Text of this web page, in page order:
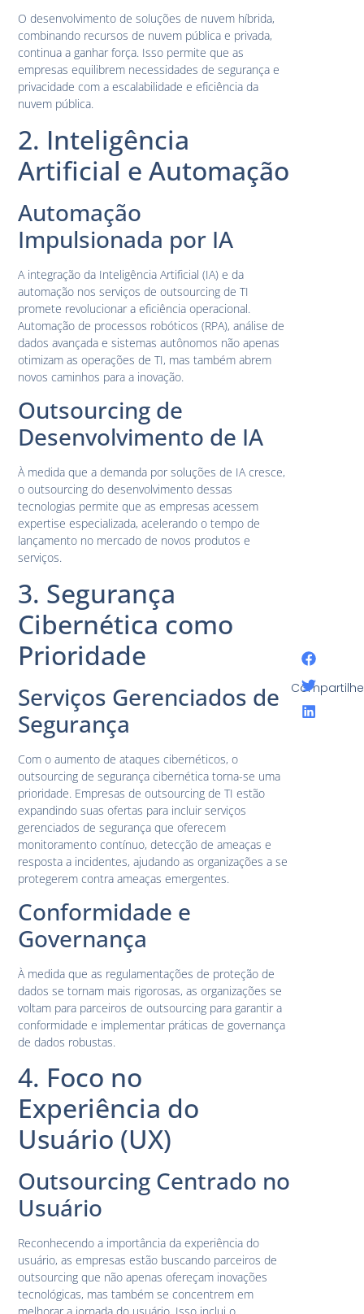
O desenvolvimento de soluções de nuvem híbrida,
combinando recursos de nuvem pública e privada,
continua a ganhar força. Isso permite que as
empresas equilibrem necessidades de segurança e
privacidade com a escalabilidade e eficiência da
nuvem pública.
2. Inteligência
Artificial e Automação
Automação
Impulsionada por IA
A integração da Inteligência Artificial (IA) e da
automação nos serviços de outsourcing de TI
promete revolucionar a eficiência operacional.
Automação de processos robóticos (RPA), análise de
dados avançada e sistemas autônomos não apenas
otimizam as operações de TI, mas também abrem
novos caminhos para a inovação.
Outsourcing de
Desenvolvimento de IA
À medida que a demanda por soluções de IA cresce,
o outsourcing do desenvolvimento dessas
tecnologias permite que as empresas acessem
expertise especializada, acelerando o tempo de
lançamento no mercado de novos produtos e
serviços.
3. Segurança
Cibernética como
Prioridade
Serviços Gerenciados de
Segurança
Com o aumento de ataques cibernéticos, o
outsourcing de segurança cibernética torna-se uma
prioridade. Empresas de outsourcing de TI estão
expandindo suas ofertas para incluir serviços
gerenciados de segurança que oferecem
monitoramento contínuo, detecção de ameaças e
resposta a incidentes, ajudando as organizações a se
protegerem contra ameaças emergentes.
Conformidade e
Governança
À medida que as regulamentações de proteção de
dados se tornam mais rigorosas, as organizações se
voltam para parceiros de outsourcing para garantir a
conformidade e implementar práticas de governança
de dados robustas.
4. Foco no
Experiência do
Usuário (UX)
Outsourcing Centrado no
Usuário
Reconhecendo a importância da experiência do
usuário, as empresas estão buscando parceiros de
outsourcing que não apenas ofereçam inovações
tecnológicas, mas também se concentrem em